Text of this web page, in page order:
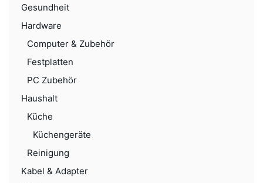
Gesundheit
Hardware
Computer & Zubehör
Festplatten
PC Zubehör
Haushalt
Küche
Küchengeräte
Reinigung
Kabel & Adapter